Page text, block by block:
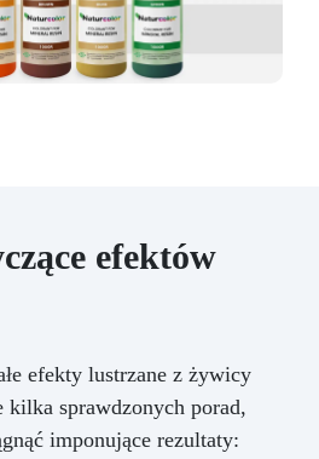
efektów
efekty lustrzane z żywicy
sprawdzonych porad,
imponujące rezultaty: